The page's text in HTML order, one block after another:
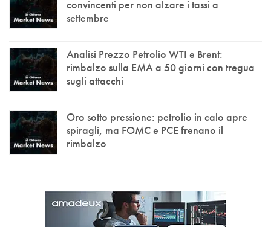
convincenti per non alzare i tassi a
settembre
Analisi Prezzo Petrolio WTI e Brent:
rimbalzo sulla EMA a 50 giorni con tregua
sugli attacchi
Oro sotto pressione: petrolio in calo apre
spiragli, ma FOMC e PCE frenano il
rimbalzo